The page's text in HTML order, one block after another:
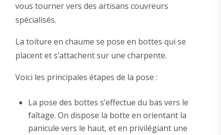
vous tourner vers des artisans couvreurs
spécialisés.
La toiture en chaume se pose en bottes qui se
placent et s’attachent sur une charpente.
Voici les principales étapes de la pose :
La pose des bottes s’effectue du bas vers le
faîtage. On dispose la botte en orientant la
panicule vers le haut, et en privilégiant une